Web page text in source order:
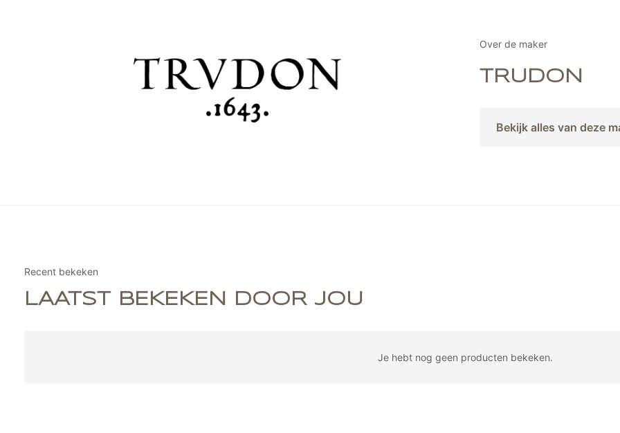
Over de maker
TRUDON
Bekijk alles van deze
Recent bekeken
LAATST BEKEKEN DOOR JOU
Je hebt nog geen producten bekeken.